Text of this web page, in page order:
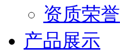
资质荣誉
产品展示